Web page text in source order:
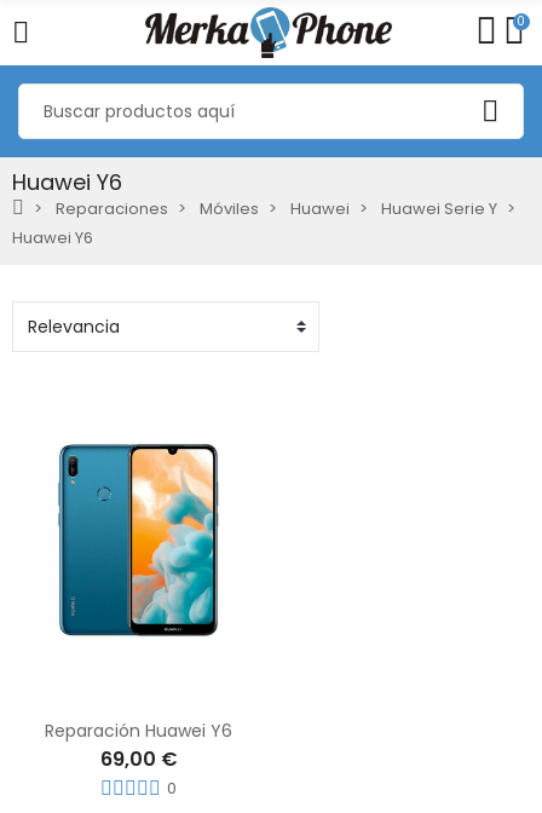
0
Huawei Y6
Reparaciones Móviles Huawei
Huawei Serie Y
Huawei Y6
Reparación Huawei Y6
69,00 €
0